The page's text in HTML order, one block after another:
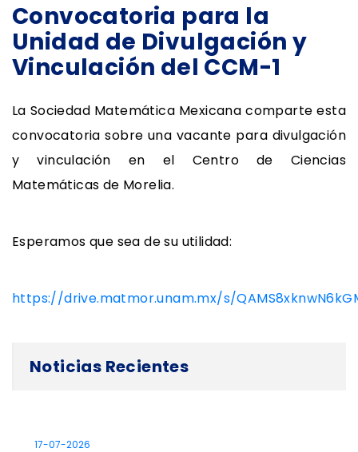
Convocatoria para la
Unidad de Divulgación y
Vinculación del CCM-1
La Sociedad Matemática Mexicana comparte esta
convocatoria sobre una vacante para divulgación
y vinculación en el Centro de Ciencias
Matemáticas de Morelia.
Esperamos que sea de su utilidad:
https://drive.matmor.unam.mx/s/
Noticias Recientes
17-07-2026